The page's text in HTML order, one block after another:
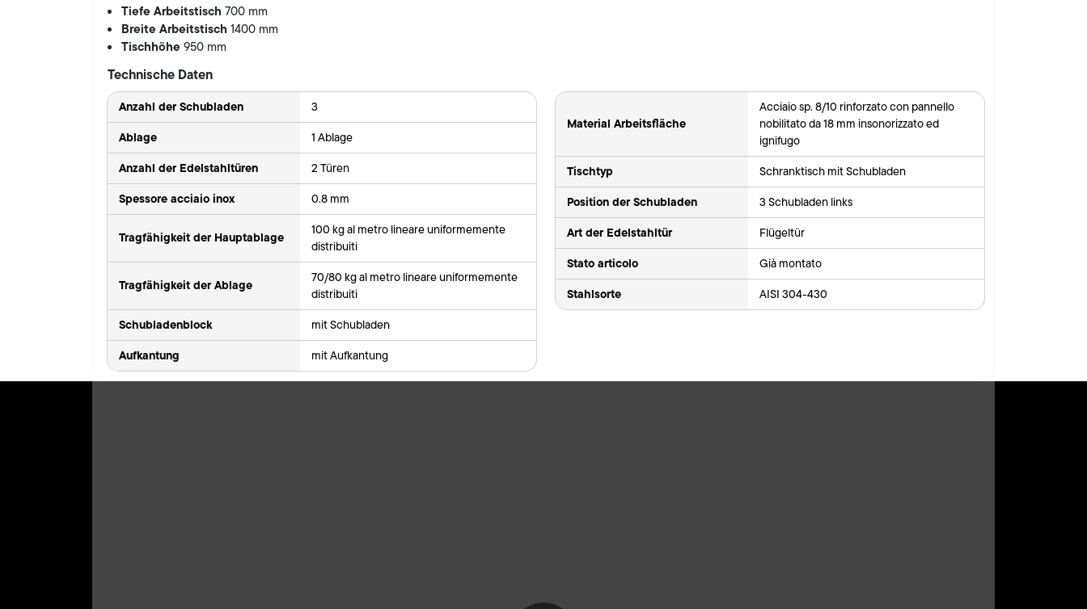
Tiefe Arbeitstisch700 mm
Breite Arbeitstisch1400 mm
Tischhöhe950 mm
Technische Daten
Anzahl der Schubladen 3
Ablage 1 Ablage
Anzahl der Edelstahltüren 2 Türen
Spessore acciaio inox 0.8 mm
Tragfähigkeit der Hauptablage
100 kg al metro lineare uniformemente
distribuiti
Tragfähigkeit der Ablage
70/80 kg al metro lineare uniformemente
distribuiti
Schubladenblock mit Schubladen
Aufkantung mit Aufkantung
Material Arbeitsfläche
Acciaio sp. 8/10 rinforzato con pannello
nobilitato da 18 mm insonorizzato ed
ignifugo
Tischtyp Schranktisch mit Schubladen
Position der Schubladen 3 Schubladen links
Art der Edelstahltür Flügeltür
Stato articolo Già montato
Stahlsorte AISI 304-430